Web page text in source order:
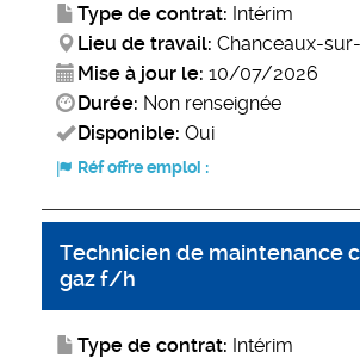
Type de contrat: Intérim
Lieu de travail: Chanceaux-
Mise à jour le: 10/07/2026
Durée: Non renseignée
Disponible: Oui
Réf offre emploi :
Technicien de maintenance
gaz f/h
Type de contrat: Intérim